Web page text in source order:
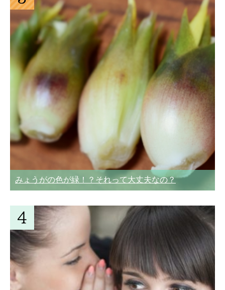
みょうがの色が緑！？それって大丈夫なの？